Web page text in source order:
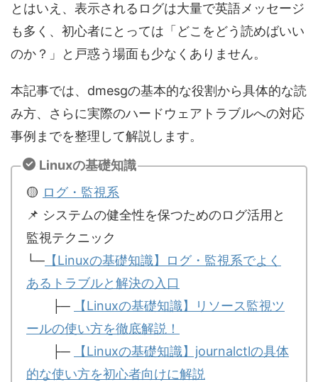
とはいえ、表示されるログは大量で英語メッセージ
も多く、初心者にとっては「どこをどう読めばいい
のか？」と戸惑う場面も少なくありません。
本記事では、dmesgの基本的な役割から具体的な読
み方、さらに実際のハードウェアトラブルへの対応
事例までを整理して解説します。
Linuxの基礎知識
🟡 ログ・監視系
📌 システムの健全性を保つためのログ活用と
監視テクニック
└─ 【Linuxの基礎知識】ログ・監視系でよく
あるトラブルと解決の入口
├─
【Linuxの基礎知識】リソース監視ツ
ールの使い方を徹底解説！
├─
【Linuxの基礎知識】journalctlの具体
的な使い方を初心者向けに解説